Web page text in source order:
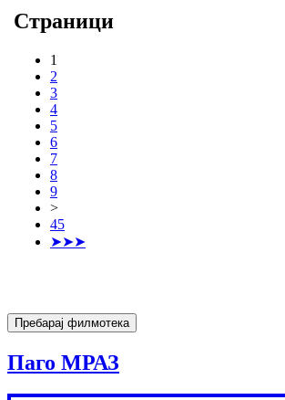
Страници
1
2
3
4
5
6
7
8
9
>
45
➤➤➤
Паго МРАЗ